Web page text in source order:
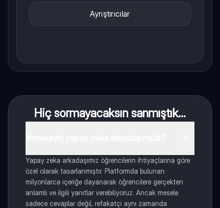
Ayrıştırıcılar
Hiç sormayacaksın sanmıştık...
Yapay zeka arkadaşımız öğrencilerin ihtiyaçlarına göre
özel olarak tasarlanmıştır. Platformda bulunan
milyonlarca içeriğe dayanarak öğrencilere gerçekten
anlamlı ve ilgili yanıtlar verebiliyoruz. Ancak mesele
sadece cevaplar değil, refakatçi aynı zamanda